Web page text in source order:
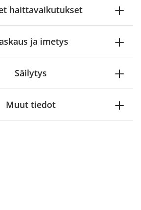
haittavaikutukset
ja imetys
Säilytys
Muut tiedot